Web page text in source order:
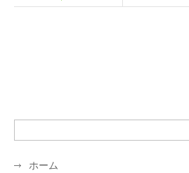
ホーム